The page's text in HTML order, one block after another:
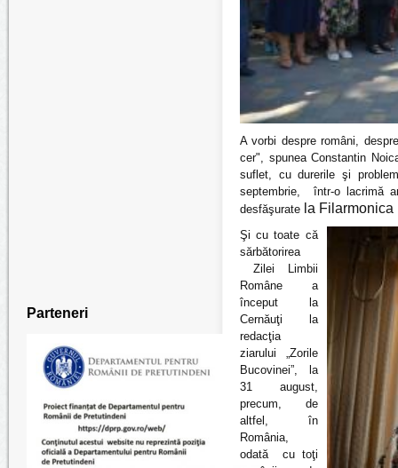
Parteneri
A vorbi despre români,
cer", spunea Constantin
suflet, cu durerile şi
septembrie, într-o lacrimă
desfăşurate la
Şi cu toate că
sărbătorirea
Zilei Limbii
Române a
început la
Cernăuţi la
redacţia
ziarului „Zorile
Bucovinei”, la
31 august,
precum, de
altfel, în
România,
odată cu toţi